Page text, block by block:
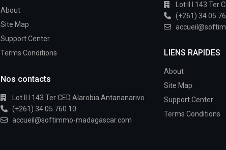
About
Site Map
Support Center
Terms Conditions
Nos contacts
Lot II I 143 Ter CED Alarobia Antananarivo
(+261) 34 05 760 10
accueil@softimmo-madagascar.com
Lot II I 143 Ter
(+261) 34 05
LIENS RAPIDES
About
Site Map
Support Center
Terms Conditions